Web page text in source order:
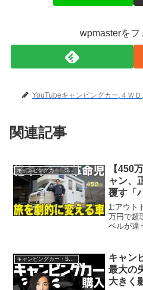
wpmasterをフ
YouTubeキャンピングカー,４Ｗ
関連記事
キャンピングカー・SUV人気車種
【450
ャン、
覆す「
ばれ続
1:アウト
万円で超
ベルが違
2:アウト
キャンピングカー・SUV人気車種
キャン
最大の
大きく